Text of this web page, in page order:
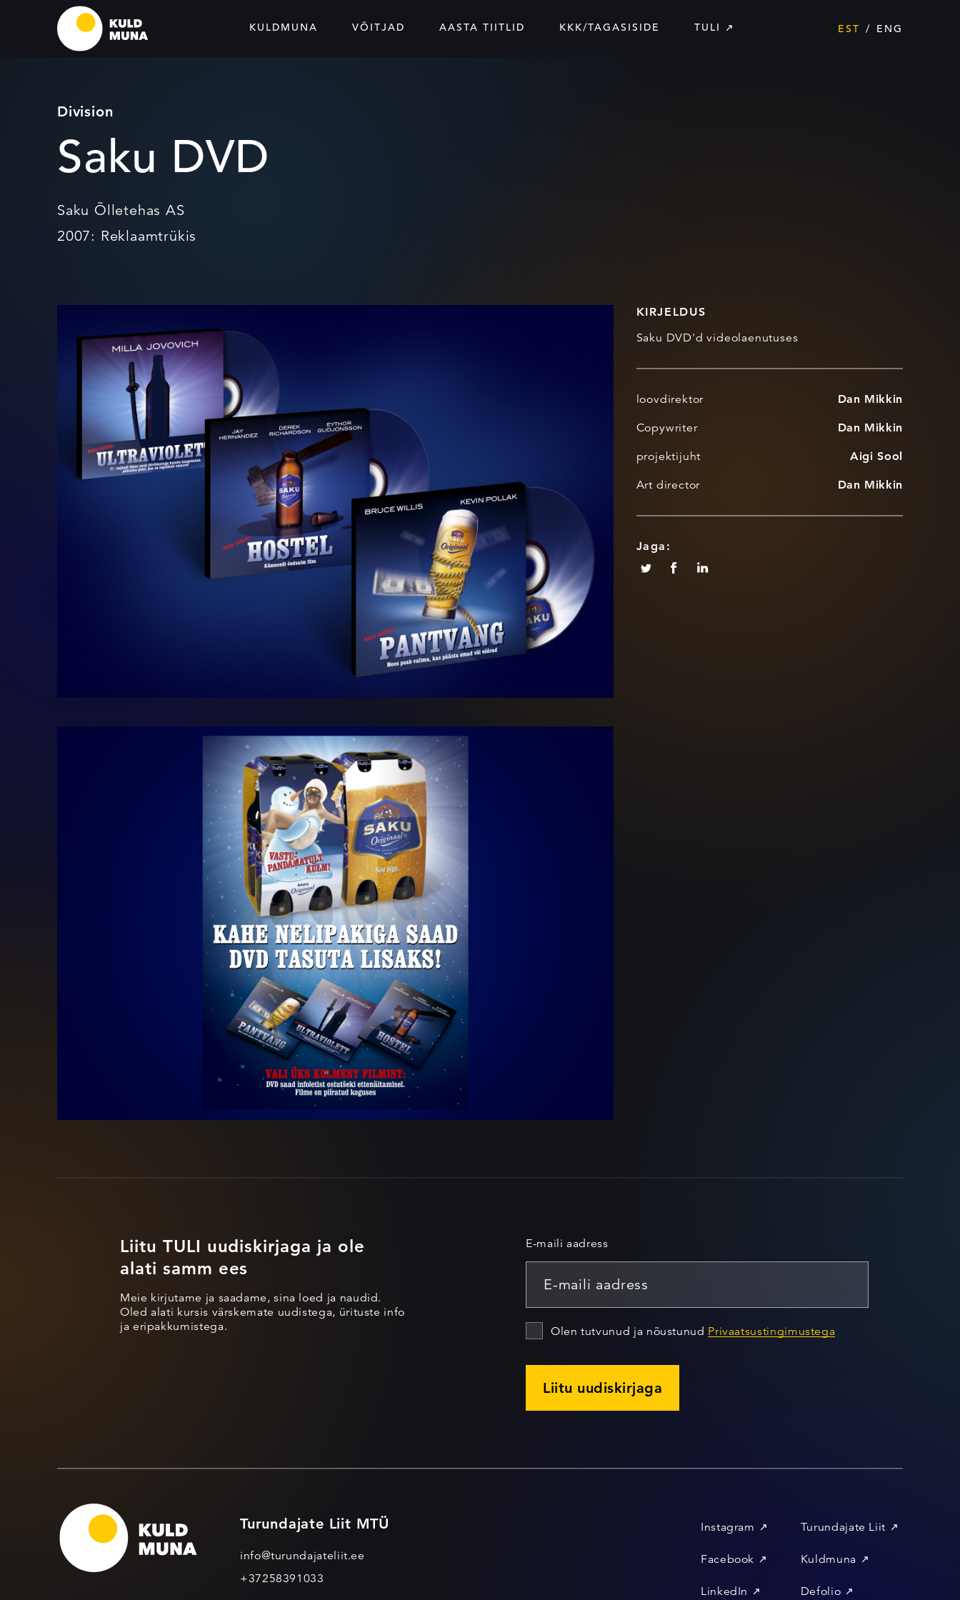
KULDMUNA VÕITJAD AASTA TIITLID KKK/TAGASISIDE TULI EST ENG
Division
Saku DVD
Saku Õlletehas AS
2007: Reklaamtrükis
KIRJELDUS
Saku DVD'd videolaenutuses
loovdirektor Dan Mikkin
Copywriter Dan Mikkin
projektijuht Aigi Sool
Art director Dan Mikkin
Jaga:
Liitu TULI uudiskirjaga ja ole
alati samm ees
Meie kirjutame ja saadame, sina loed ja naudid.
Oled alati kursis värskemate uudistega, ürituste info
ja eripakkumistega.
E-maili aadress
Olen tutvunud ja nõustunud Privaatsustingimustega
Liitu uudiskirjaga
Turundajate Liit MTÜ
info@turundajateliit.ee
+37258391033
Instagram
Facebook
LinkedIn
Turundajate Liit
Kuldmuna
Defolio